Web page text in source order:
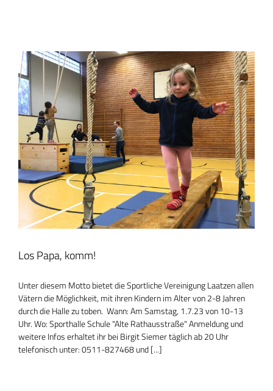
Los Papa, komm!
Unter diesem Motto bietet die Sportliche Vereinigung Laatzen allen
Vätern die Möglichkeit, mit ihren Kindern im Alter von 2-8 Jahren
durch die Halle zu toben. Wann: Am Samstag, 1.7.23 von 10-13
Uhr. Wo: Sporthalle Schule "Alte Rathausstraße" Anmeldung und
weitere Infos erhaltet ihr bei Birgit Siemer täglich ab 20 Uhr
telefonisch unter: 0511-827468 und [...]